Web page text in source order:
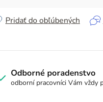
Pridať do obľúbených
Odborné poradenstvo
odborní pracovníci Vám vždy